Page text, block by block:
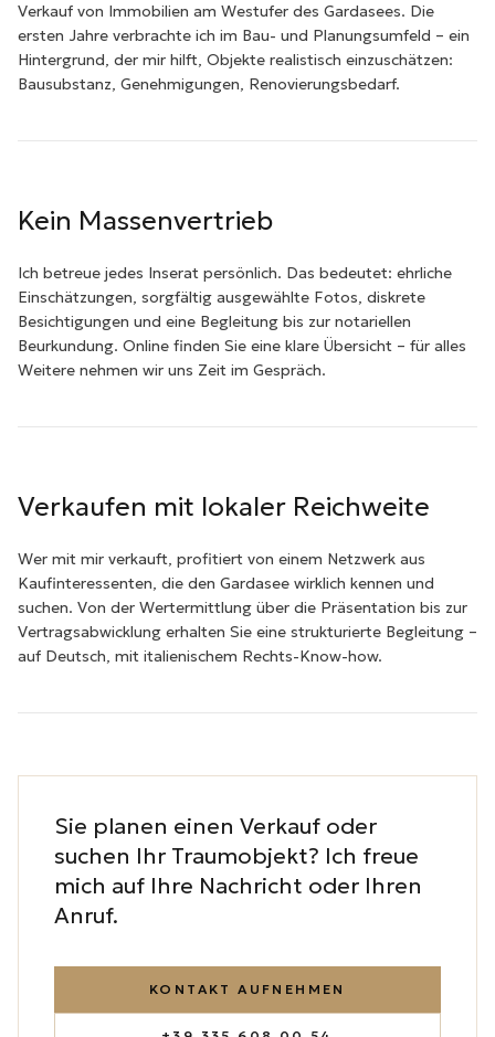
Verkauf von Immobilien am Westufer des Gardasees. Die
ersten Jahre verbrachte ich im Bau- und Planungsumfeld – ein
Hintergrund, der mir hilft, Objekte realistisch einzuschätzen:
Bausubstanz, Genehmigungen, Renovierungsbedarf.
Kein Massenvertrieb
Ich betreue jedes Inserat persönlich. Das bedeutet: ehrliche
Einschätzungen, sorgfältig ausgewählte Fotos, diskrete
Besichtigungen und eine Begleitung bis zur notariellen
Beurkundung. Online finden Sie eine klare Übersicht – für alles
Weitere nehmen wir uns Zeit im Gespräch.
Verkaufen mit lokaler Reichweite
Wer mit mir verkauft, profitiert von einem Netzwerk aus
Kaufinteressenten, die den Gardasee wirklich kennen und
suchen. Von der Wertermittlung über die Präsentation bis zur
Vertragsabwicklung erhalten Sie eine strukturierte Begleitung –
auf Deutsch, mit italienischem Rechts-Know-how.
Sie planen einen Verkauf oder
suchen Ihr Traumobjekt? Ich freue
mich auf Ihre Nachricht oder Ihren
Anruf.
KONTAKT AUFNEHMEN